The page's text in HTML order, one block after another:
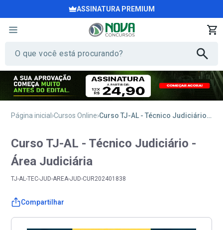
ASSINATURA PREMIUM
Página inicial Cursos Online Curso TJ-AL - Técnico Judiciário - Área Judiciária
Curso TJ-AL - Técnico Judiciário -
Área Judiciária
TJ-AL-TEC-JUD-AREA-JUD-CUR202401838
Compartilhar